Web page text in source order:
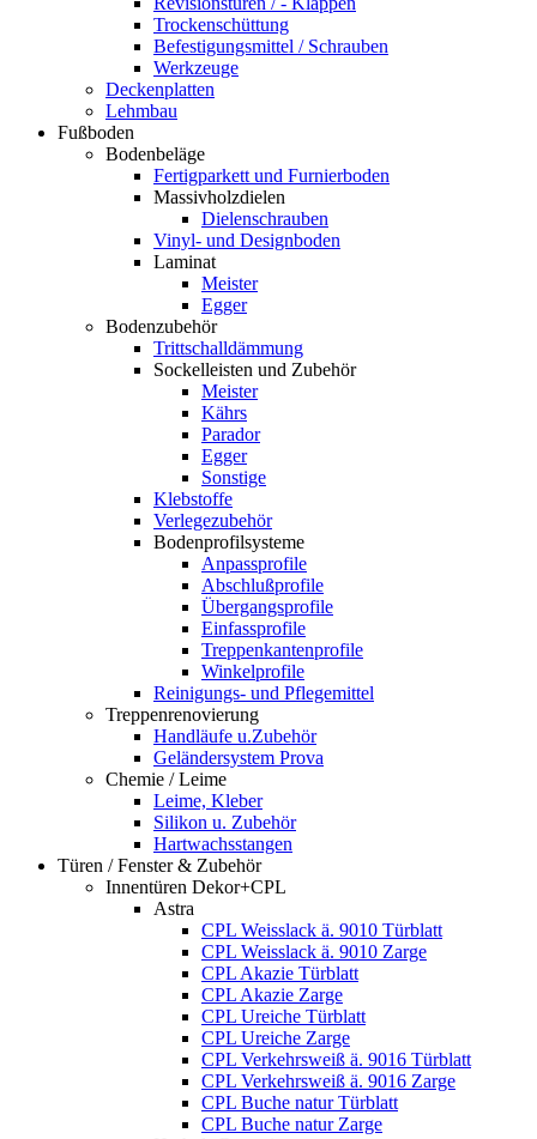
Trockenschüttung
Befestigungsmittel / Schrauben
Werkzeuge
Deckenplatten
Lehmbau
Fußboden
Bodenbeläge
Fertigparkett und Furnierboden
Massivholzdielen
Dielenschrauben
Vinyl- und Designboden
Laminat
Meister
Egger
Bodenzubehör
Trittschalldämmung
Sockelleisten und Zubehör
Meister
Kährs
Parador
Egger
Sonstige
Klebstoffe
Verlegezubehör
Bodenprofilsysteme
Anpassprofile
Abschlußprofile
Übergangsprofile
Einfassprofile
Treppenkantenprofile
Winkelprofile
Reinigungs- und Pflegemittel
Treppenrenovierung
Handläufe u.Zubehör
Geländersystem Prova
Chemie / Leime
Leime, Kleber
Silikon u. Zubehör
Hartwachsstangen
Türen / Fenster & Zubehör
Innentüren Dekor+CPL
Astra
CPL Weisslack ä. 9010 Türblatt
CPL Weisslack ä. 9010 Zarge
CPL Akazie Türblatt
CPL Akazie Zarge
CPL Ureiche Türblatt
CPL Ureiche Zarge
CPL Verkehrsweiß ä. 9016 Türblatt
CPL Verkehrsweiß ä. 9016 Zarge
CPL Buche natur Türblatt
CPL Buche natur Zarge